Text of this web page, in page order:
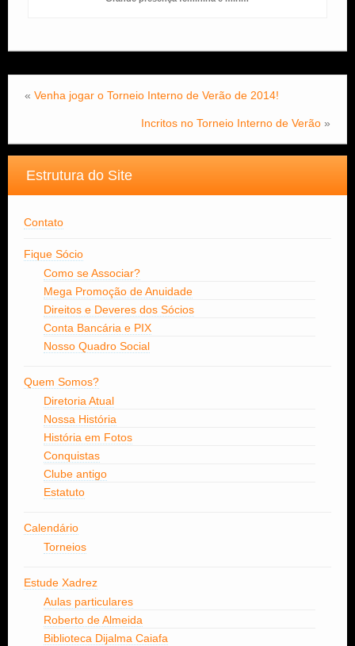
« Venha jogar o Torneio Interno de Verão de 2014!
Incritos no Torneio Interno de Verão »
Estrutura do Site
Contato
Fique Sócio
Como se Associar?
Mega Promoção de Anuidade
Direitos e Deveres dos Sócios
Conta Bancária e PIX
Nosso Quadro Social
Quem Somos?
Diretoria Atual
Nossa História
História em Fotos
Conquistas
Clube antigo
Estatuto
Calendário
Torneios
Estude Xadrez
Aulas particulares
Roberto de Almeida
Biblioteca Dijalma Caiafa